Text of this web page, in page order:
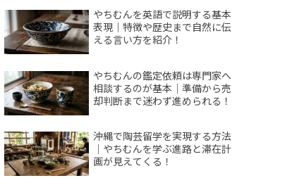
やちむんを英語で説明する基本
表現｜特徴や歴史まで自然に伝
える言い方を紹介！
やちむんの鑑定依頼は専門家へ
相談するのが基本｜準備から売
却判断まで迷わず進められる！
沖縄で陶芸留学を実現する方法
｜やちむんを学ぶ進路と滞在計
画が見えてくる！